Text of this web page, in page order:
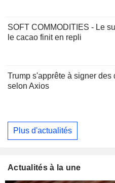
SOFT COMMODITIES - Le
le cacao finit en repli
Trump s'apprête à signer des
selon Axios
Plus d'actualités
Actualités à la une